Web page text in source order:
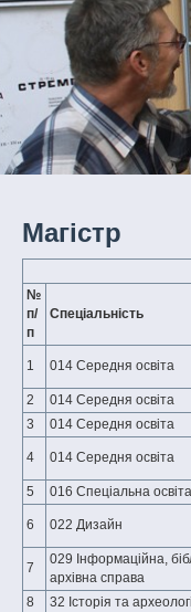
Магістр
№
п/
п
Спеціальність
1 014 Середня освіта
2 014 Середня освіта
3
014 Середня освіта
4 014 Середня освіта
5 016 Спеціальна освіта
6 022 Дизайн
7
029 Інформаційна,
архівна справа
8
32 Історія та